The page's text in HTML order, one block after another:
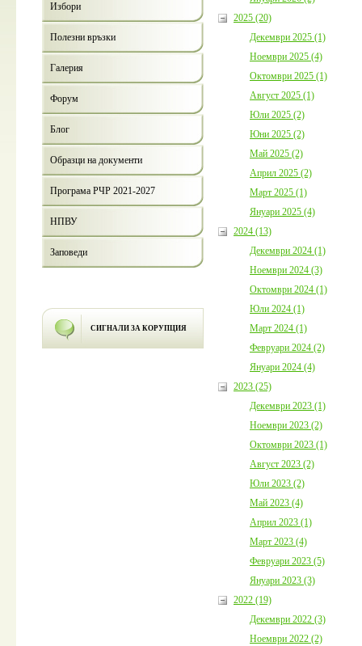
Избори
Полезни връзки
Галерия
Форум
Блог
Образци на документи
Програма РЧР 2021-2027
НПВУ
Заповеди
СИГНАЛИ ЗА КОРУПЦИЯ
2025 (20)
Декември 2025 (1)
Ноември 2025 (4)
Октомври 2025 (1)
Август 2025 (1)
Юли 2025 (2)
Юни 2025 (2)
Май 2025 (2)
Април 2025 (2)
Март 2025 (1)
Януари 2025 (4)
2024 (13)
Декември 2024 (1)
Ноември 2024 (3)
Октомври 2024 (1)
Юли 2024 (1)
Март 2024 (1)
Февруари 2024 (2)
Януари 2024 (4)
2023 (25)
Декември 2023 (1)
Ноември 2023 (2)
Октомври 2023 (1)
Август 2023 (2)
Юли 2023 (2)
Май 2023 (4)
Април 2023 (1)
Март 2023 (4)
Февруари 2023 (5)
Януари 2023 (3)
2022 (19)
Декември 2022 (3)
Ноември 2022 (2)